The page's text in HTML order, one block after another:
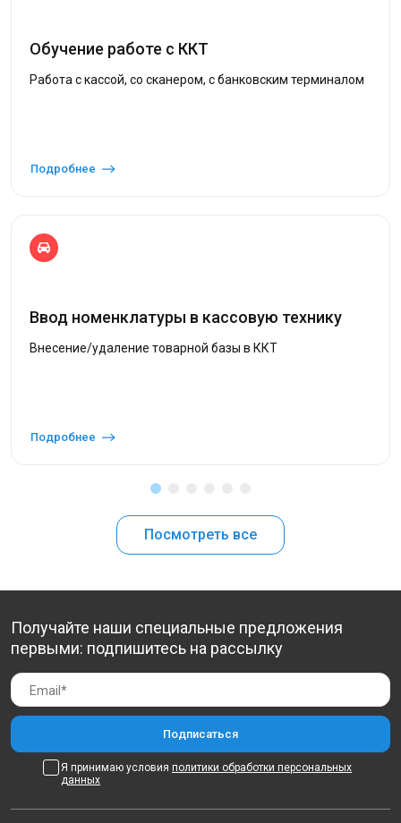
Обучение работе с ККТ
Работа с кассой, со сканером, с банковским терминалом
Подробнее
Ввод номенклатуры в кассовую технику
Внесение/удаление товарной базы в ККТ
Подробнее
Посмотреть все
Получайте наши специальные предложения
первыми: подпишитесь на рассылку
Я принимаю условия политики обработки персональных
данных